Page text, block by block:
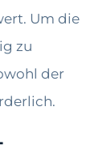
Um die
zu
der